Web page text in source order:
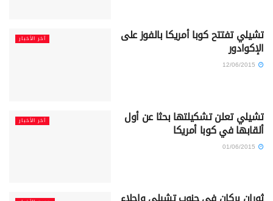
آخر الأخبار تشيلي تفتتح كوبا أمريكا بالفوز على
الإكوادور
آخر الأخبار تشيلي تعلن تشكيلتها بحثا عن أول
ألقابها في كوبا أمريكا